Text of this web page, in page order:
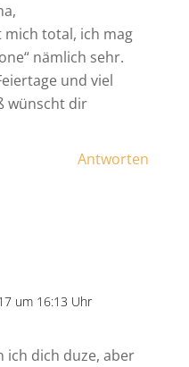
mich total, ich mag
nämlich sehr.
und viel
wünscht dir
Antworten
um 16:13 Uhr
ich dich duze, aber